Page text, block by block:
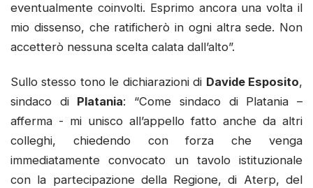
eventualmente coinvolti. Esprimo ancora una volta il
mio dissenso, che ratificherò in ogni altra sede. Non
accetterò nessuna scelta calata dall’alto”.
Sullo stesso tono le dichiarazioni di Davide Esposito,
sindaco di Platania: “Come sindaco di Platania –
afferma - mi unisco all’appello fatto anche da altri
colleghi, chiedendo con forza che venga
immediatamente convocato un tavolo istituzionale
con la partecipazione della Regione, di Aterp, del